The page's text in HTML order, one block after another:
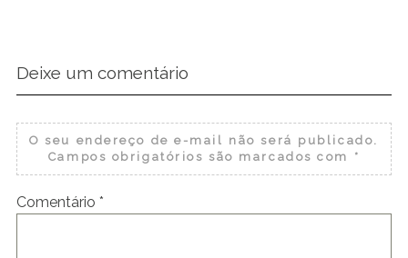
Deixe um comentário
O seu endereço de e-mail não será publicado.
Campos obrigatórios são marcados com *
Comentário *